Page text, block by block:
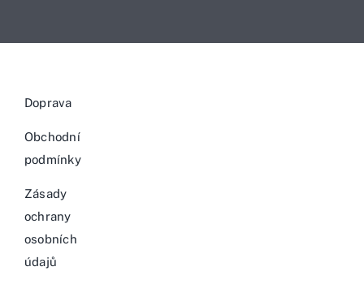
Doprava
Obchodní
podmínky
Zásady
ochrany
osobních
údajů